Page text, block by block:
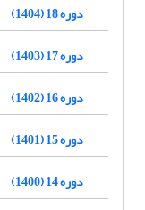
دوره 18 (1404)
دوره 17 (1403)
دوره 16 (1402)
دوره 15 (1401)
دوره 14 (1400)